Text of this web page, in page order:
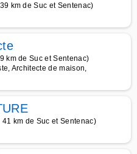
km de Suc et Sentenac)
km de Suc et Sentenac)
Architecte de maison,
km de Suc et Sentenac)